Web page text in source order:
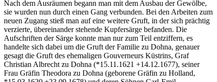
Nach dem Ausräumen begann man mit dem Ausbau der Gewölbe,
sie wurden nun durch einen Gang verbunden. Bei den Arbeiten zum
neuen Zugang stieß man auf eine weitere Gruft, in der sich prächtig
verzierte, übereinander stehende Kupfersärge befanden. Die
Aufschriften der Särge konnte man nur zum Teil entziffern, es
handelte sich dabei um die Gruft der Familie zu Dohna, genauer
gesagt die Gruft des ehemaligen Gouverneurs Küstrins, Graf
Christian Albrecht zu Dohna (*15.11.1621 +14.12.1677), seiner
Frau Gräfin Theodora zu Dohna (geborene Gräfin zu Holland,